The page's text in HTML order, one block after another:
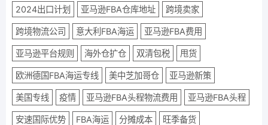
2024出口计划 亚马逊FBA仓库地址 跨境卖家
跨境物流公司 意大利FBA海运 亚马逊FBA费用
亚马逊平台规则 海外仓扩仓 双清包税 甩货
欧洲德国FBA海运专线 美中芝加哥仓 亚马逊新策
美国专线 疫情 亚马逊FBA头程物流费用 亚马逊FBA头程
安速国际优势 FBA海运 分摊成本 旺季备货